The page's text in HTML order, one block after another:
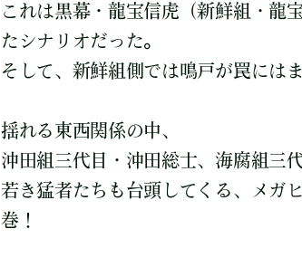
これは黒幕・龍宝信虎（新鮮組・龍
たシナリオだった。
そして、新鮮組側では鳴戸が罠に
揺れる東西関係の中、
沖田組三代目・沖田総士、海腐組三
若き猛者たちも台頭してくる、メガ
巻！